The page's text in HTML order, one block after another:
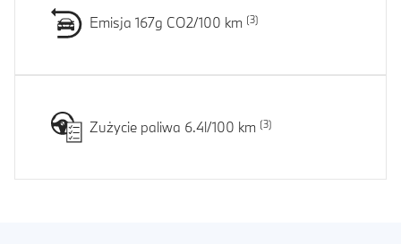
Emisja 167g CO2/100 km
Zużycie paliwa 6.4l/100 km